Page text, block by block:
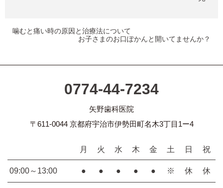
噛むと痛い時の原因と治療法について
お子さまのお口ぽかんと開いてませんか？
0774-44-7234
矢野歯科医院
〒611-0044 京都府宇治市伊勢田町名木3丁目1ー4
月 火 水 木 金 土 日 祝
09:00～13:00 ● ● ● ● ● ※ 休 休